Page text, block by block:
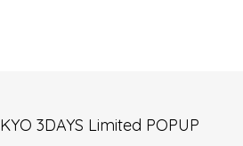
3DAYS Limited POPUP